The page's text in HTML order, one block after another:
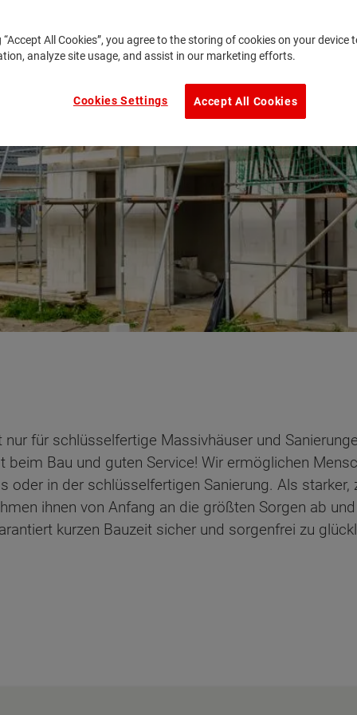
für schlüsselfertige Massivhäuser und
beim Bau und guten Service! Wir ermöglichen
oder in der schlüsselfertigen Sanierung. Als
ihnen von Anfang an die größten Sorgen ab
kurzen Bauzeit sicher und sorgenfrei zu
“Accept All Cookies”, you agree to the storing of cookies on your device
analyze site usage, and assist in our marketing efforts.
Accept All Cookies
Cookies Settings